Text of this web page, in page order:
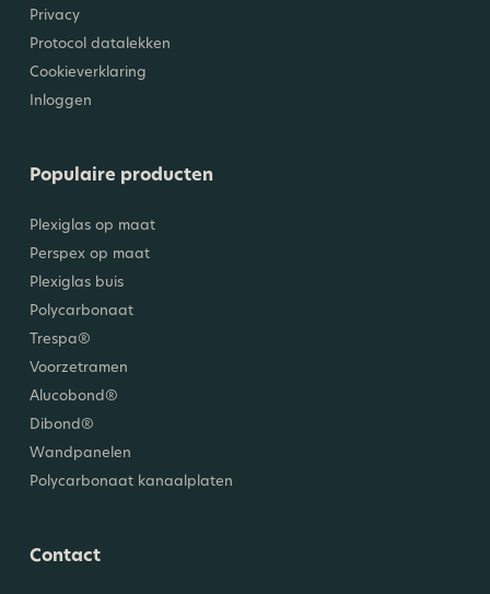
Privacy
Protocol datalekken
Cookieverklaring
Inloggen
Populaire producten
Plexiglas op maat
Perspex op maat
Plexiglas buis
Polycarbonaat
Trespa®
Voorzetramen
Alucobond®
Dibond®
Wandpanelen
Polycarbonaat kanaalplaten
Contact